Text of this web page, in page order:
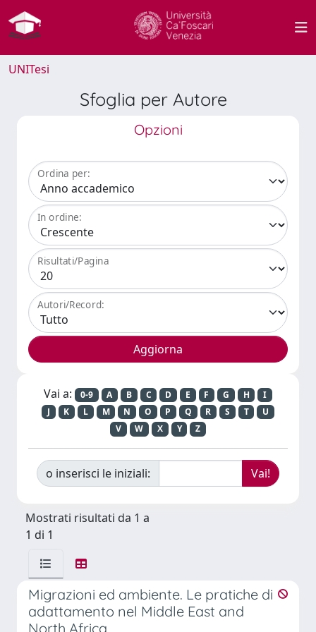
UNITesi
Sfoglia per Autore
Opzioni
Ordina per:
In ordine:
Risultati/Pagina
Autori/Record:
Vai a: 0-9 A B C D E F G H
I
J
K L M N O P Q R S T
U
V
W X Y Z
o inserisci le iniziali:
Mostrati risultati da 1 a
1 di 1
Migrazioni ed ambiente. Le pratiche di
adattamento nel Middle East and
North Africa.